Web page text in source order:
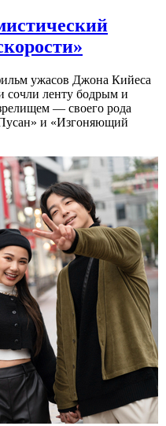
ужасов Джона Кийеса
сочли ленту бодрым и
— своего рода
и «Изгоняющий